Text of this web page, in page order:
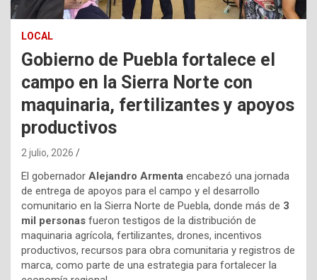
LOCAL
Gobierno de Puebla fortalece el
campo en la Sierra Norte con
maquinaria, fertilizantes y apoyos
productivos
2 julio, 2026
El gobernador Alejandro Armenta encabezó una jornada
de entrega de apoyos para el campo y el desarrollo
comunitario en la Sierra Norte de Puebla, donde más de 3
mil personas fueron testigos de la distribución de
maquinaria agrícola, fertilizantes, drones, incentivos
productivos, recursos para obra comunitaria y registros de
marca, como parte de una estrategia para fortalecer la